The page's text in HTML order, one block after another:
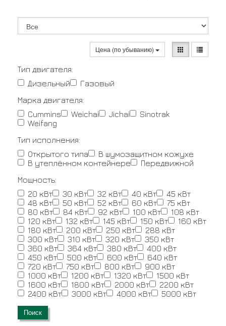
Цена (по убыванию)
Тип двигателя:
Дизельный
Газовый
Марка двигателя:
Cummins
Weichai Jichai
Sinotrak
Weifang
Тип исполнения:
Открытого типа
В шумозащитном кожухе
В утеплённом контейнере
Передвижной
Мощность:
20 кВт
30 кВт 32 кВт 40 кВт
45 кВт
48 кВт
50 кВт 52 кВт 60 кВт
75 кВт
80 кВт
84 кВт 92 кВт 100 кВт
108 кВт
120 кВт
132 кВт 145 кВт 150 кВт
160 кВт
180 кВт
200 кВт 250 кВт
288 кВт
300 кВт
310 кВт 320 кВт
350 кВт
360 кВт
364 кВт 380 кВт
400 кВт
450 кВт
500 кВт 600 кВт
640 кВт
720 кВт
750 кВт 800 кВт
900 кВт
1000 кВт
1200 кВт 1320 кВт
1500 кВт
1600 кВт
1800 кВт 2000 кВт
2200 кВт
2400 кВт
3000 кВт 4000 кВт 5000 кВт
Поиск